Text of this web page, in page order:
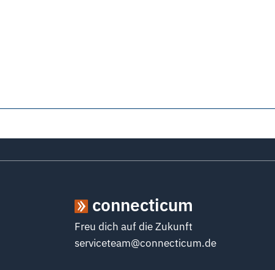
connecticum
Freu dich auf die Zukunft
serviceteam@connecticum.de